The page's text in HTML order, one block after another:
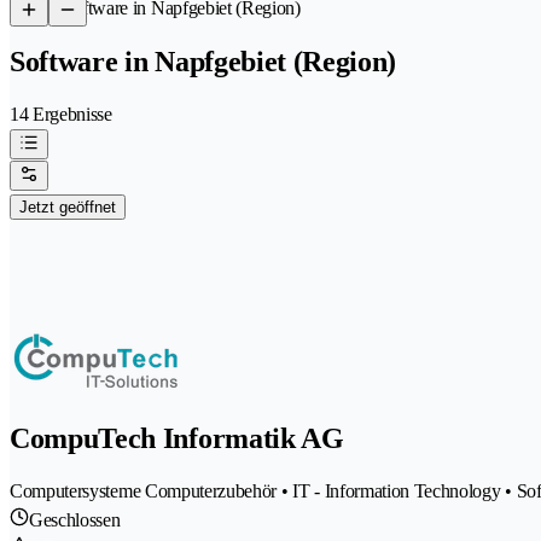
/Software in Napfgebiet (Region)
Software in Napfgebiet (Region)
14 Ergebnisse
Jetzt geöffnet
CompuTech Informatik AG
Computersysteme Computerzubehör • IT - Information Technology •
Geschlossen